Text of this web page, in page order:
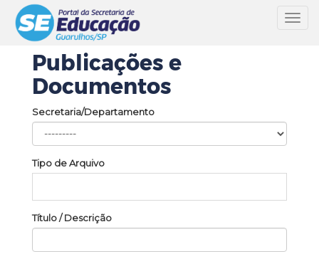
Publicações e
Documentos
Secretaria/Departamento
Tipo de Arquivo
Título / Descrição